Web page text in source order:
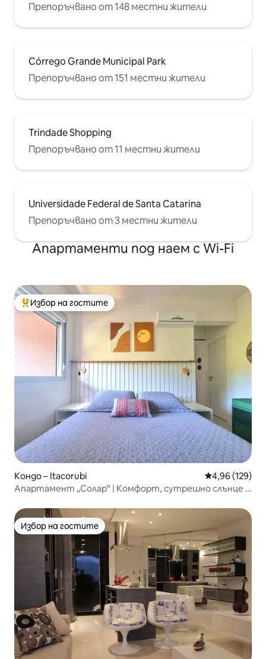
Препоръчвано от 148 местни жители
Córrego Grande Municipal Park
Препоръчвано от 151 местни жители
Trindade Shopping
Препоръчвано от 11 местни жители
Universidade Federal de Santa Catarina
Препоръчвано от 3 местни жители
Апартаменти под наем с Wi-Fi
Най-популярен избор на гостите
Избор на гостите
Кондо – Itacorubi Средна
4,96 (129)
Апартамент „Солар“ | Комфорт, сутрешно слънце и
Избор на гостите
Избор на гостите